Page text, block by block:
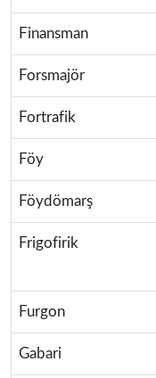
Finansman
Forsmajör
Fortrafik
Föy
Föydömarş
Frigofirik
Furgon
Gabari